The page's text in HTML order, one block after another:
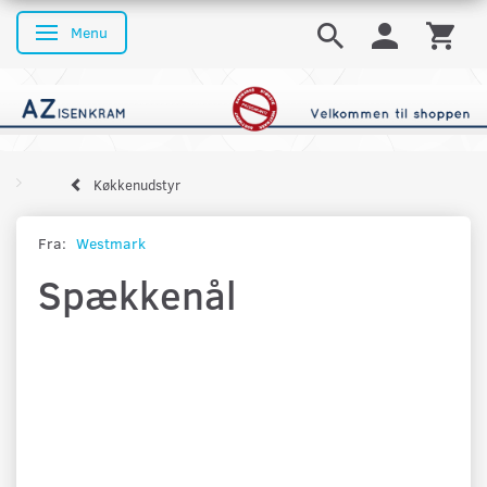
Skifte navigation
Menu
Køkkenudstyr
Fra: Westmark
Spækkenål